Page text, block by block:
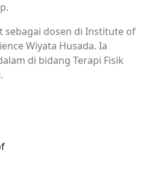
sebagai dosen di Institute of
Wiyata Husada. Ia
di bidang Terapi Fisik